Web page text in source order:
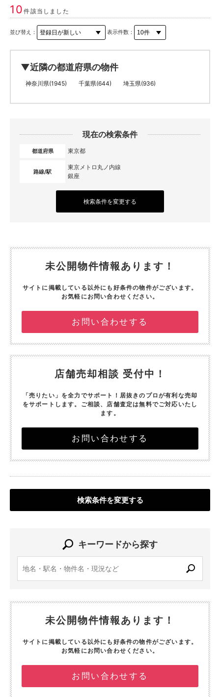
10件該当しました
並び替え： 表示件数：
▼近隣の都道府県の物件
神奈川県(1945) 千葉県(644) 埼玉県(936)
現在の検索条件
都道府県 東京都
路線/駅
東京メトロ丸ノ内線
銀座
検索条件を変更する
未公開物件情報あります！
サイトに掲載している以外にも好条件の物件がございます。
お気軽にお問い合わせください。
お問い合わせする
店舗売却相談 受付中！
「売りたい」を全力でサポート！ 居抜きのプロが有利な売却
をサポートします。 ご相談、店舗査定は無料でご対応いたし
ます。
お問い合わせする
検索条件を変更する
キーワードから探す
未公開物件情報あります！
サイトに掲載している以外にも好条件の物件がございます。
お気軽にお問い合わせください。
お問い合わせする